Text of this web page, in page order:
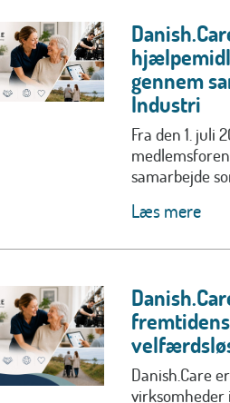
gennem
Industri
Fra den 1. juli
samarbejde
Læs mere
Danish.Care